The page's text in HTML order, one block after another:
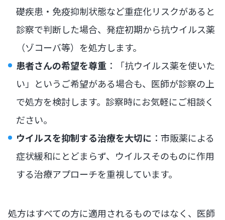
礎疾患・免疫抑制状態など重症化リスクがあると
診察で判断した場合、発症初期から抗ウイルス薬
（ゾコーバ等）を処方します。
患者さんの希望を尊重 ：「抗ウイルス薬を使いた
い」というご希望がある場合も、医師が診察の上
で処方を検討します。診察時にお気軽にご相談く
ださい。
ウイルスを抑制する治療を大切に ：市販薬による
症状緩和にとどまらず、ウイルスそのものに作用
する治療アプローチを重視しています。
処方はすべての方に適用されるものではなく、医師